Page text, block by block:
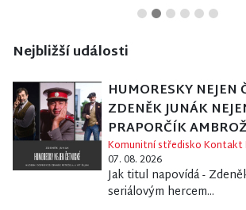
Nejbližší události
HUMORESKY NEJEN
ZDENĚK JUNÁK
PRAPORČÍK
Komunitní středisko Kontakt
07. 08. 2026
Jak titul napovídá -
seriálovým hercem...